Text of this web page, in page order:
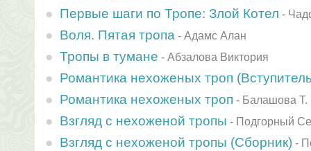
Первые шаги по Тропе: Злой Котел -
Воля. Пятая тропа - Адамс Алан
Тропы в тумане - Абзалова Виктория
Романтика нехоженых троп
Романтика нехоженых троп - Балашова Т.
Взгляд с нехоженой тропы - Подгорный
Взгляд с нехоженой тропы (Сборник) -